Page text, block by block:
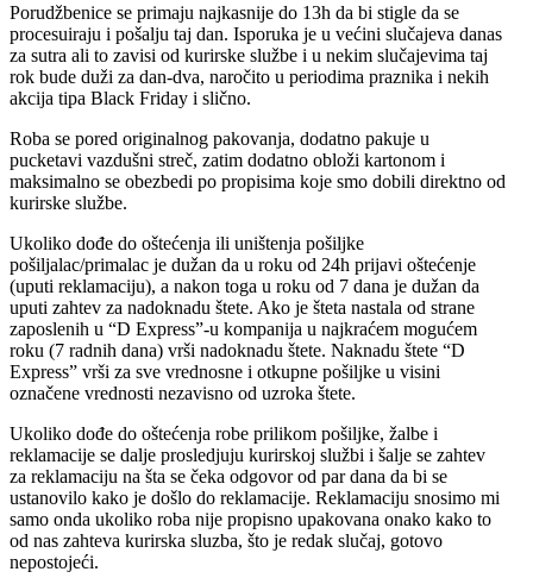
Porudžbenice se primaju najkasnije do 13h da bi stigle da se
procesuiraju i pošalju taj dan. Isporuka je u većini slučajeva danas
za sutra ali to zavisi od kurirske službe i u nekim slučajevima taj
rok bude duži za dan-dva, naročito u periodima praznika i nekih
akcija tipa Black Friday i slično.
Roba se pored originalnog pakovanja, dodatno pakuje u
pucketavi vazdušni streč, zatim dodatno obloži kartonom i
maksimalno se obezbedi po propisima koje smo dobili direktno od
kurirske službe.
Ukoliko dođe do oštećenja ili uništenja pošiljke
pošiljalac/primalac je dužan da u roku od 24h prijavi oštećenje
(uputi reklamaciju), a nakon toga u roku od 7 dana je dužan da
uputi zahtev za nadoknadu štete. Ako je šteta nastala od strane
zaposlenih u “D Express”-u kompanija u najkraćem mogućem
roku (7 radnih dana) vrši nadoknadu štete. Naknadu štete “D
Express” vrši za sve vrednosne i otkupne pošiljke u visini
označene vrednosti nezavisno od uzroka štete.
Ukoliko dođe do oštećenja robe prilikom pošiljke, žalbe i
reklamacije se dalje prosledjuju kurirskoj službi i šalje se zahtev
za reklamaciju na šta se čeka odgovor od par dana da bi se
ustanovilo kako je došlo do reklamacije. Reklamaciju snosimo mi
samo onda ukoliko roba nije propisno upakovana onako kako to
od nas zahteva kurirska sluzba, što je redak slučaj, gotovo
nepostojeći.